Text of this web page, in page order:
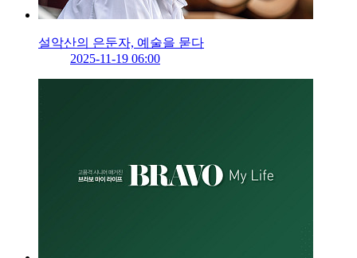
설악산의 은둔자, 예술을 묻다
2025-11-19 06:00